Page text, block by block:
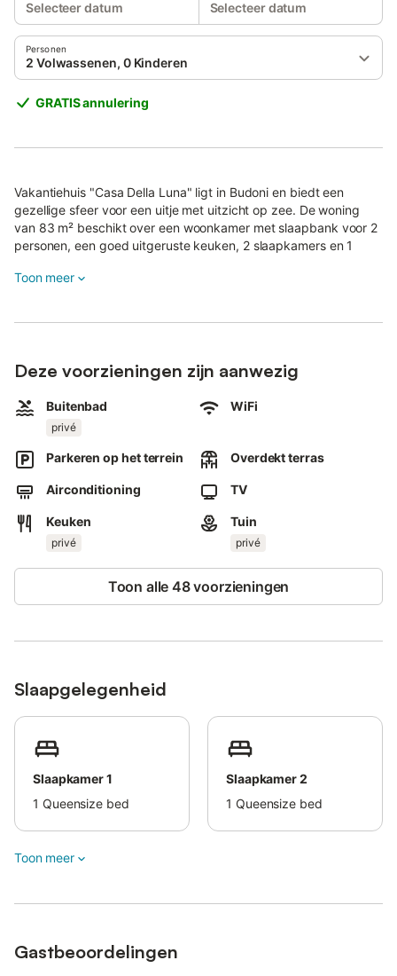
Selecteer datum Selecteer datum
Personen
2 Volwassenen, 0 Kinderen
GRATIS annulering
Vakantiehuis "Casa Della Luna" ligt in Budoni en biedt een
gezellige sfeer voor een uitje met uitzicht op zee. De woning
van 83 m² beschikt over een woonkamer met slaapbank voor 2
personen, een goed uitgeruste keuken, 2 slaapkamers en 1
Buiten vinden jullie een privéruimte met zwembad (open van 1
mei tot eind oktober), tuin, kinderbad, overdekt en ingericht
terras, barbecue, buitendouche en tennisbaan.
De accommodatie ligt op enkele minuten rijden van alle
essentiële voorzieningen: bars, restaurants, supermarkten,
geldautomaten, apotheken en meer.
straat.
Eén huisdier is toegestaan.
Deze accommodatie volgt recyclingregels; meer informatie is
ter plaatse beschikbaar.
Toon meer
Deze voorzieningen zijn aanwezig
Buitenbad
privé
WiFi
Parkeren op het terrein Overdekt terras
Airconditioning TV
Keuken
privé
Tuin
privé
Toon alle 48 voorzieningen
Slaapgelegenheid
Slaapkamer 1
1 Queensize bed
Slaapkamer 2
1 Queensize bed
Toon meer
Gastbeoordelingen